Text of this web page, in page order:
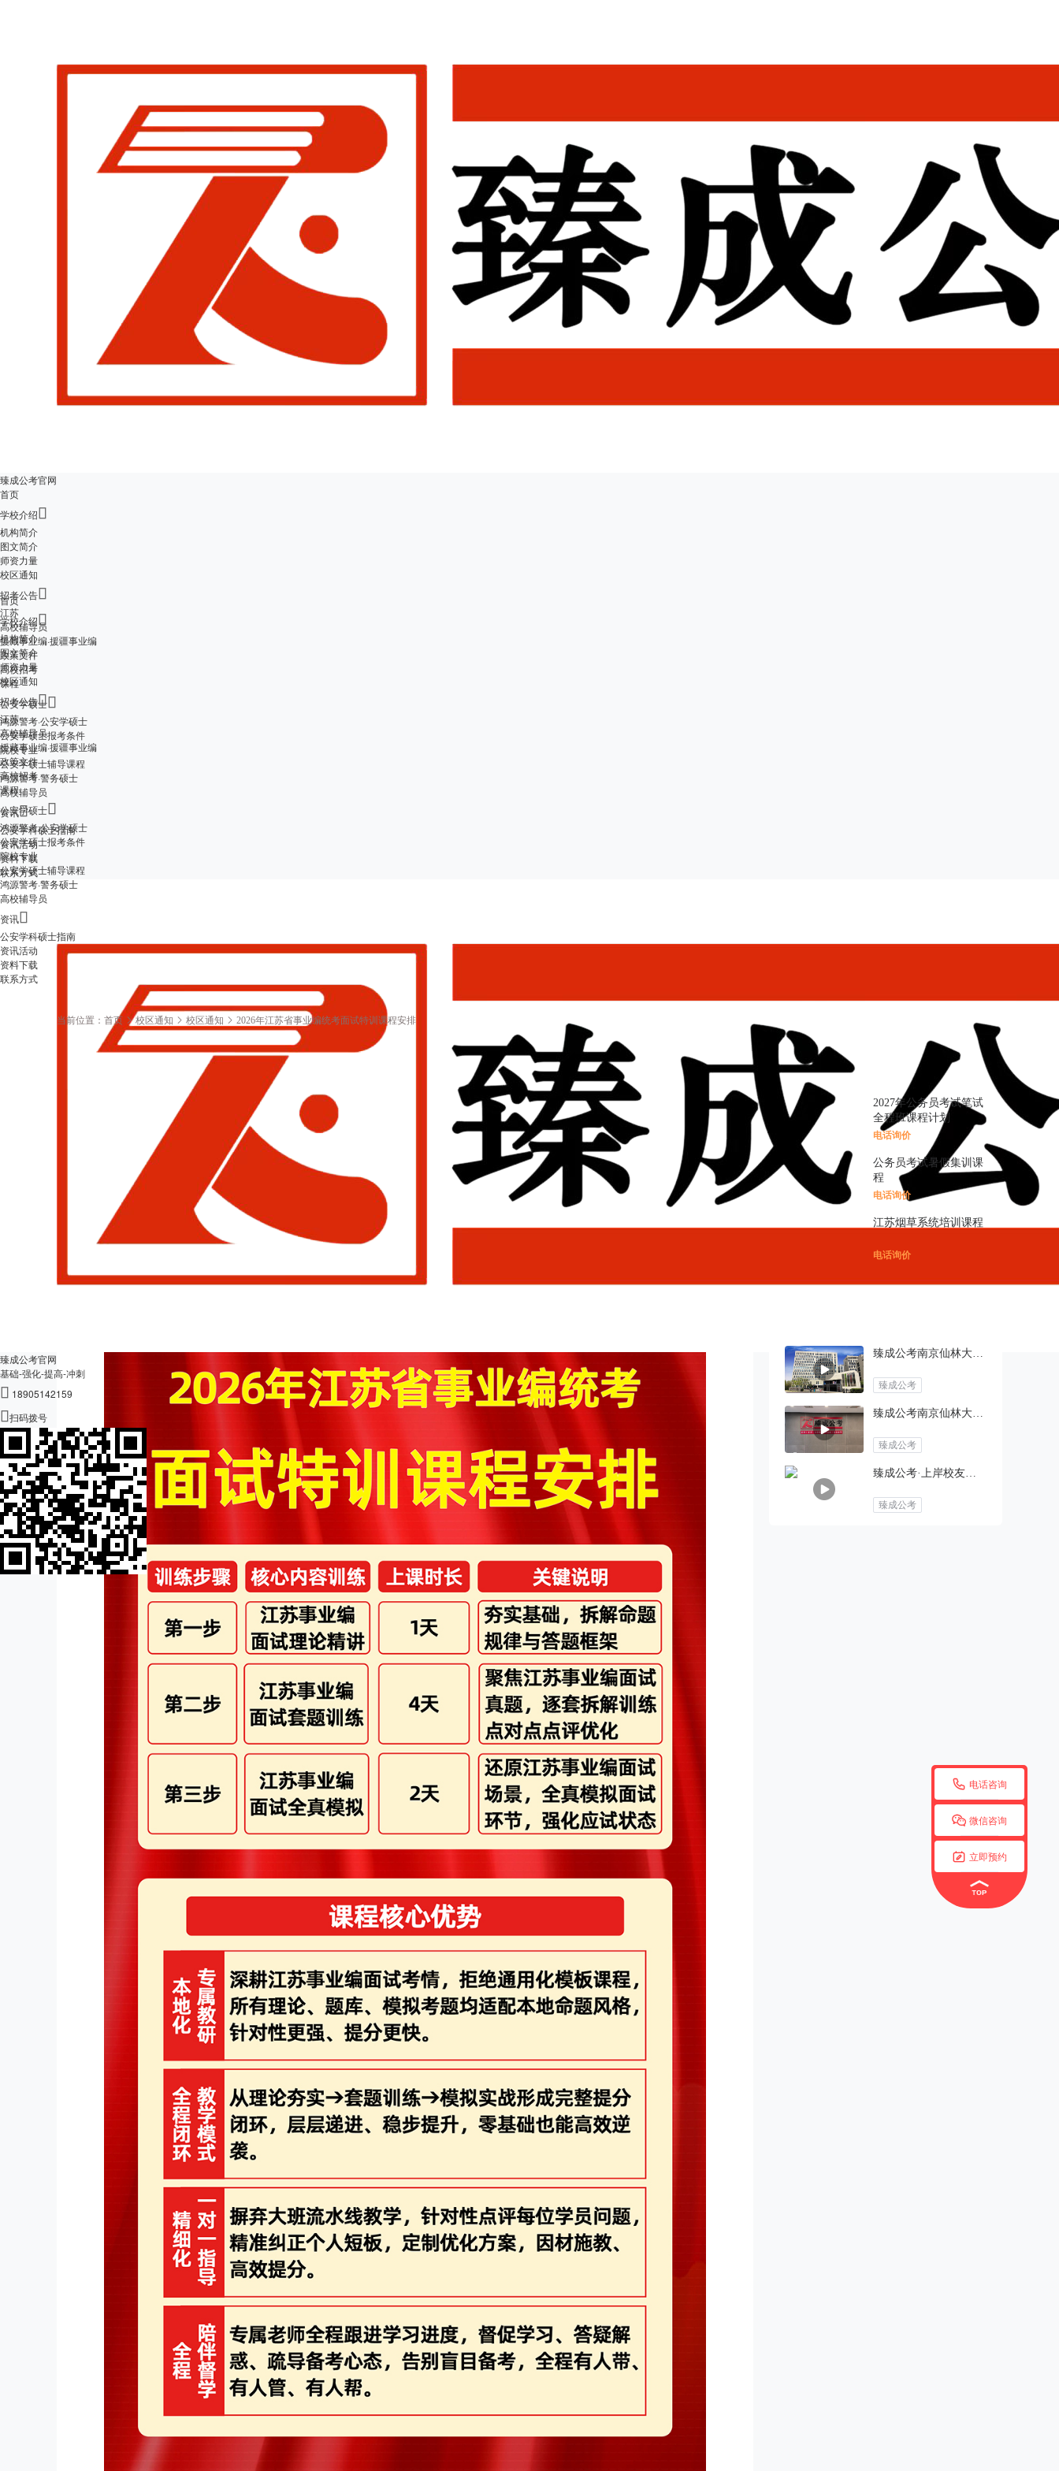
臻成公考官网
首页
学校介绍
机构简介
图文简介
师资力量
校区通知
招考公告
江苏
高校辅导员
援藏事业编·援疆事业编
政策文件
高校招考
课程
公安学硕士
鸿源警考·公安学硕士
公安学硕士报考条件
院校专业
公安学硕士辅导课程
鸿源警考·警务硕士
高校辅导员
资讯
公安学科硕士指南
资讯活动
资料下载
联系方式
臻成公考官网
基础-强化-提高-冲刺
 18905142159
扫码拨号
首页
学校介绍
机构简介
图文简介
师资力量
校区通知
招考公告
江苏
高校辅导员
援藏事业编·援疆事业编
政策文件
高校招考
课程
公安学硕士
鸿源警考·公安学硕士
公安学硕士报考条件
院校专业
公安学硕士辅导课程
鸿源警考·警务硕士
高校辅导员
资讯
公安学科硕士指南
资讯活动
资料下载
联系方式
 电话咨询
 微信咨询
 立即预约
当前位置： 首页 校区通知 校区通知 2026年江苏省事业编统考面试特训课程安排
2026年江苏省事业编统考面试特训课程安排
2026-05-27
2026年江苏省事业编统考面试特训课程安排
精品课程 更多 
2027年公务员考试笔试
全程班课程计划
电话询价
公务员考试暑假集训课
程
电话询价
江苏烟草系统培训课程
电话询价
臻成公考南京仙林大学城校区
臻成公考
臻成公考南京仙林大学城校区
臻成公考
臻成公考·上岸校友绿野仙踪之约·母亲节聚会活动
臻成公考